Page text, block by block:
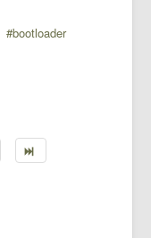
bootloader